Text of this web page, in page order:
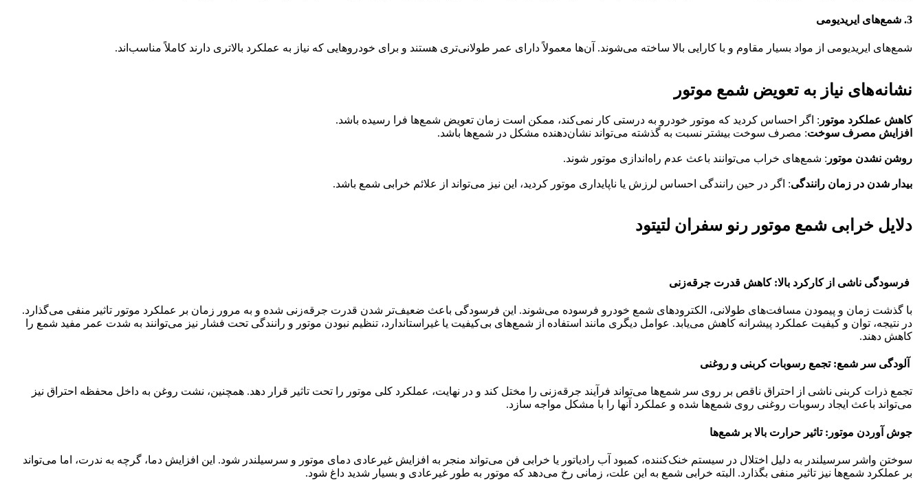
3. شمع‌های ایریدیومی
شمع‌های ایریدیومی از مواد بسیار مقاوم و با کارایی بالا ساخته می‌شوند. آن‌ها معمولاً دارای عمر طولانی‌تری هستند و برای خودروهایی که نیاز به عملکرد بالاتری دارند کاملاً مناسب‌اند.
نشانه‌های نیاز به تعویض شمع موتور
کاهش عملکرد موتور : اگر احساس کردید که موتور خودرو به درستی کار نمی‌کند، ممکن است زمان تعویض شمع‌ها فرا رسیده باشد.
افزایش مصرف سوخت: مصرف سوخت بیشتر نسبت به گذشته می‌تواند نشان‌دهنده مشکل در شمع‌ها باشد.
روشن نشدن موتور : شمع‌های خراب می‌توانند باعث عدم راه‌اندازی موتور شوند.
بیدار شدن در زمان رانندگی: اگر در حین رانندگی احساس لرزش یا ناپایداری موتور کردید، این نیز می‌تواند از علائم خرابی شمع باشد.
دلایل خرابی شمع موتور رنو سفران لتیتود
فرسودگی ناشی از کارکرد بالا: کاهش قدرت جرقه‌زنی
با گذشت زمان و پیمودن مسافت‌های طولانی، الکترودهای شمع خودرو فرسوده می‌شوند. این فرسودگی باعث ضعیف‌تر شدن قدرت جرقه‌زنی شده و به مرور زمان بر عملکرد موتور تاثیر منفی می‌گذارد.
در نتیجه، توان و کیفیت عملکرد پیشرانه کاهش می‌یابد. عوامل دیگری مانند استفاده از شمع‌های بی‌کیفیت یا غیراستاندارد، تنظیم نبودن موتور و رانندگی تحت فشار نیز می‌توانند به شدت عمر مفید شمع را
کاهش دهند.
آلودگی سر شمع: تجمع رسوبات کربنی و روغنی
تجمع ذرات کربنی ناشی از احتراق ناقص بر روی سر شمع‌ها می‌تواند فرآیند جرقه‌زنی را مختل کند و در نهایت، عملکرد کلی موتور را تحت تاثیر قرار دهد. همچنین، نشت روغن به داخل محفظه احتراق نیز
می‌تواند باعث ایجاد رسوبات روغنی روی شمع‌ها شده و عملکرد آنها را با مشکل مواجه سازد.
جوش آوردن موتور: تاثیر حرارت بالا بر شمع‌ها
سوختن واشر سرسیلندر به دلیل اختلال در سیستم خنک‌کننده، کمبود آب رادیاتور یا خرابی فن می‌تواند منجر به افزایش غیرعادی دمای موتور و سرسیلندر شود. این افزایش دما، گرچه به ندرت، اما می‌تواند
بر عملکرد شمع‌ها نیز تاثیر منفی بگذارد. البته خرابی شمع به این علت، زمانی رخ می‌دهد که موتور به طور غیرعادی و بسیار شدید داغ شود.